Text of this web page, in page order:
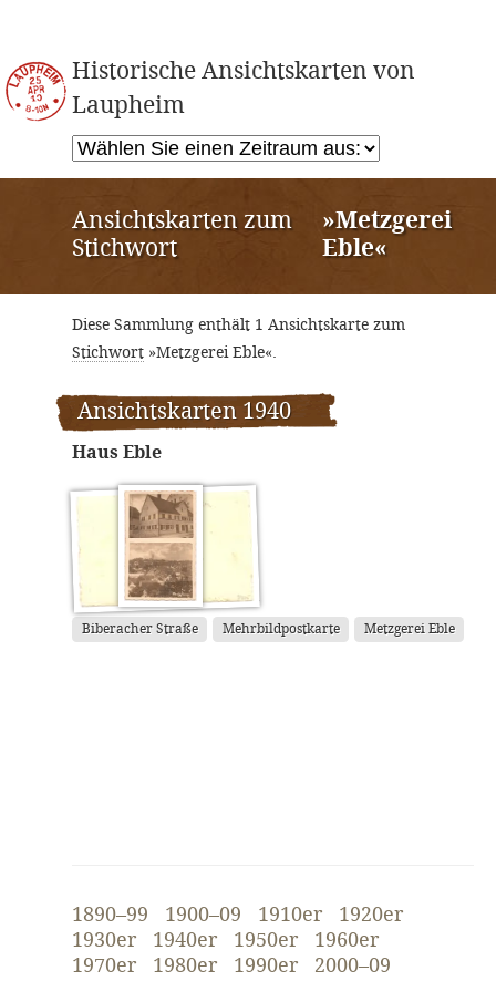
Historische Ansichtskarten von
Laupheim
Ansichtskarten zum
Stichwort
»Metzgerei
Eble«
Diese Sammlung enthält 1 Ansichtskarte zum
Stichwort »Metzgerei Eble«.
Ansichtskarten 1940
Haus Eble
Biberacher Straße Mehrbildpostkarte Metzgerei Eble
1890–99 1900–09 1910er
1920er
1930er
1940er 1950er
1960er
1970er
1980er 1990er 2000–09